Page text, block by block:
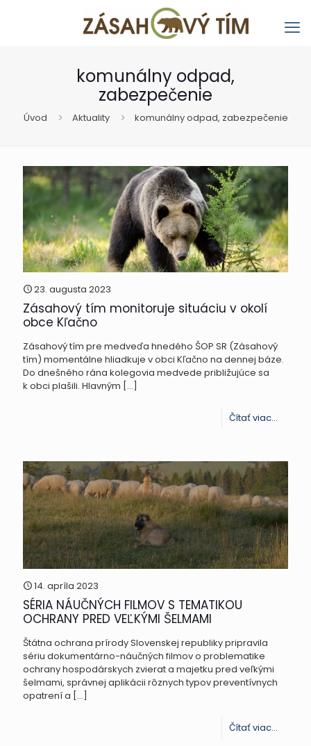
komunálny odpad,
zabezpečenie
Úvod Aktuality komunálny odpad, zabezpečenie
23. augusta 2023
Zásahový tím monitoruje situáciu v okolí
obce Kľačno
Zásahový tím pre medveďa hnedého ŠOP SR (Zásahový
tím) momentálne hliadkuje v obci Kľačno na dennej báze.
Do dnešného rána kolegovia medvede približujúce sa
k obci plašili. Hlavným […]
Čítať viac...
tím
situáciu
v
okolí
obce
14. apríla 2023
SÉRIA NÁUČNÝCH FILMOV S TEMATIKOU
OCHRANY PRED VEĽKÝMI ŠELMAMI
Štátna ochrana prírody Slovenskej republiky pripravila
sériu dokumentárno-náučných filmov o problematike
ochrany hospodárskych zvierat a majetku pred veľkými
šelmami, správnej aplikácii rôznych typov preventívnych
opatrení a […]
Čítať viac...